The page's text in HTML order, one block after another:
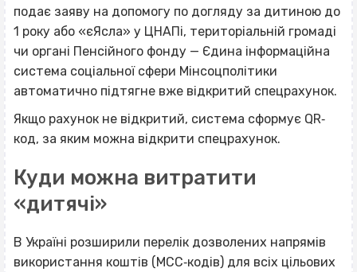
подає заяву на допомогу по догляду за дитиною до
1 року або «єЯсла» у ЦНАПі, територіальній громаді
чи органі Пенсійного фонду — Єдина інформаційна
система соціальної сфери Мінсоцполітики
автоматично підтягне вже відкритий спецрахунок.
Якщо рахунок не відкритий, система сформує QR‐
код, за яким можна відкрити спецрахунок.
Куди можна витратити
«дитячі»
В Україні розширили перелік дозволених напрямів
використання коштів (МСС‐кодів) для всіх цільових